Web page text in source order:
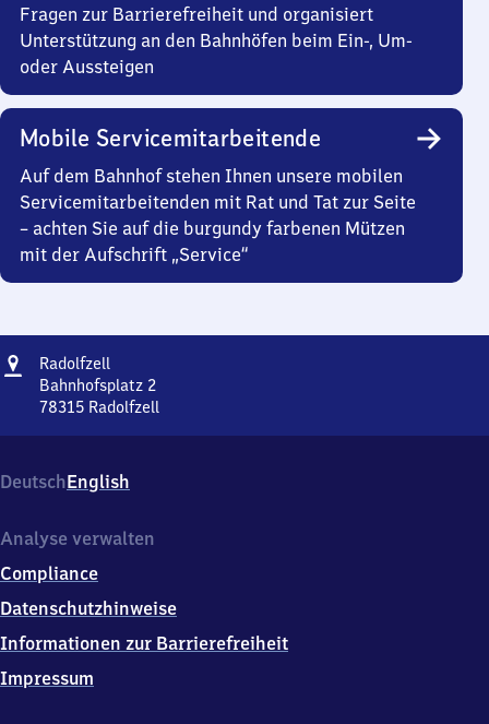
Fragen zur Barrierefreiheit und organisiert
Unterstützung an den Bahnhöfen beim Ein-, Um-
oder Aussteigen
Mobile Servicemitarbeitende
Auf dem Bahnhof stehen Ihnen unsere mobilen
Servicemitarbeitenden mit Rat und Tat zur Seite
– achten Sie auf die burgundy farbenen Mützen
mit der Aufschrift „Service“
Adresse
Radolfzell
Bahnhofsplatz 2
78315 Radolfzell
2,
7
3
5
Radolfzell
DeutschEnglish
Analyse verwalten
Compliance
Datenschutzhinweise
Informationen zur Barrierefreiheit
Impressum